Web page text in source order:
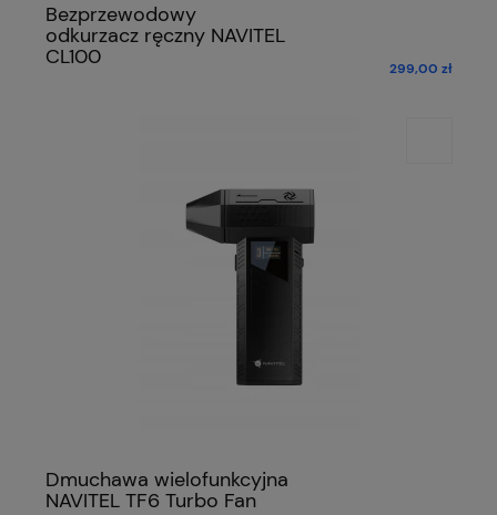
Bezprzewodowy
odkurzacz ręczny NAVITEL
CL100 299,00 zł
Dmuchawa wielofunkcyjna
NAVITEL TF6 Turbo Fan